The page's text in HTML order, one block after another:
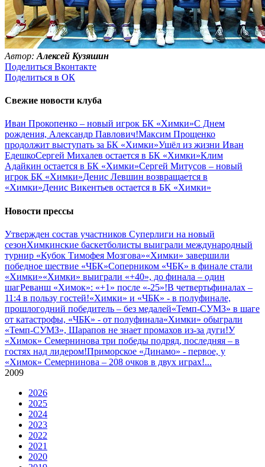
Автор: Алексей Кузяшин
Поделиться Вконтакте
Поделиться в ОК
Свежие новости клуба
Иван Прокопенко – новый игрок БК «Химки»С Днем
рождения, Александр Павлович!Максим Прощенко
продолжит выступать за БК «Химки»Ушёл из жизни Иван
ЕдешкоСергей Михалев остается в БК «Химки»Клим
Адайкин остается в БК «Химки»Сергей Митусов – новый
игрок БК «Химки»Денис Левшин возвращается в
«Химки»Денис Викентьев остается в БК «Химки»
Новости прессы
Утвержден состав участников Cуперлиги на новый
сезонХимкинские баскетболисты выиграли международный
турнир «Кубок Тимофея Мозгова»«Химки» завершили
победное шествие «ЧБК»Соперником «ЧБК» в финале стали
«Химки»«Химки» выиграли «+40», до финала – один
шагРеванш «Химок»: «+1» после «-25»!В четвертьфиналах –
11:4 в пользу гостей!«Химки» и «ЧБК» - в полуфинале,
прошлогодний победитель – без медалей«Темп-СУМЗ» в шаге
от катастрофы, «ЧБК» - от полуфинала«Химки» обыграли
«Темп-СУМЗ», Шарапов не знает промахов из-за дуги!У
«Химок» Семернинова три победы подряд, последняя – в
гостях над лидером!Приморское «Динамо» - первое, у
«Химок» Семернинова – 208 очков в двух играх!...
2009
2026
2025
2024
2023
2022
2021
2020